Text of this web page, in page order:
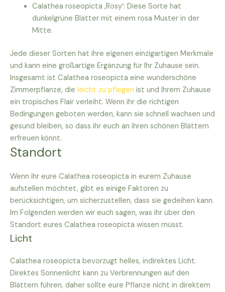
Calathea roseopicta ‚Rosy‘: Diese Sorte hat
dunkelgrüne Blätter mit einem rosa Muster in der
Mitte.
Jede dieser Sorten hat ihre eigenen einzigartigen Merkmale
und kann eine großartige Ergänzung für Ihr Zuhause sein.
Insgesamt ist Calathea roseopicta eine wunderschöne
Zimmerpflanze, die leicht zu pflegen ist und Ihrem Zuhause
ein tropisches Flair verleiht. Wenn ihr die richtigen
Bedingungen geboten werden, kann sie schnell wachsen und
gesund bleiben, so dass ihr euch an ihren schönen Blättern
erfreuen könnt.
Standort
Wenn ihr eure Calathea roseopicta in eurem Zuhause
aufstellen möchtet, gibt es einige Faktoren zu
berücksichtigen, um sicherzustellen, dass sie gedeihen kann.
Im Folgenden werden wir euch sagen, was ihr über den
Standort eures Calathea roseopicta wissen müsst.
Licht
Calathea roseopicta bevorzugt helles, indirektes Licht.
Direktes Sonnenlicht kann zu Verbrennungen auf den
Blättern führen, daher sollte eure Pflanze nicht in direktem